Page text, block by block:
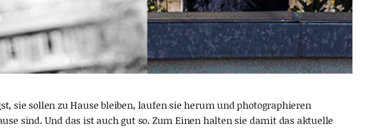
sie sollen zu Hause bleiben, laufen sie herum und photographieren
sind. Und das ist auch gut so. Zum Einen halten sie damit das aktuelle